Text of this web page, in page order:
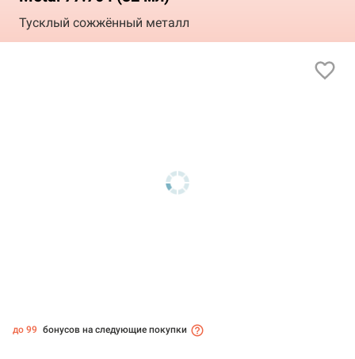
Тусклый сожжённый металл
до 99 бонусов на следующие покупки